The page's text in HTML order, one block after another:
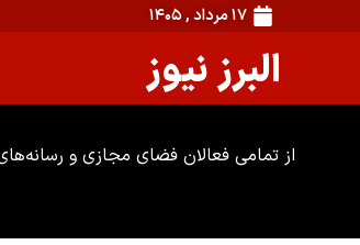
۱۷ مرداد , ۱۴۰۵
البرز نیوز
از تمامی فعالان فضای مجازی و